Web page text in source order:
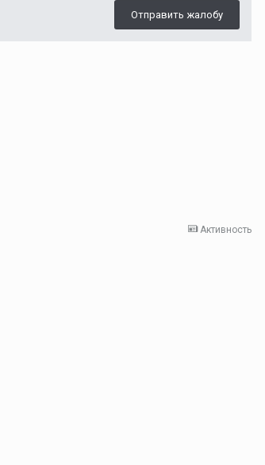
Отправить жалобу
Активность